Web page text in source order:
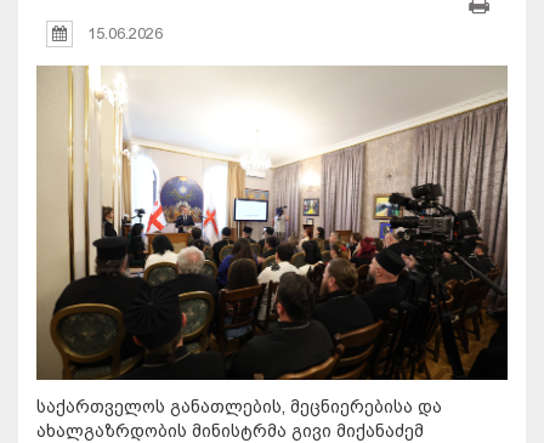
15.06.2026
საქართველოს განათლების, მეცნიერებისა და
ახალგაზრდობის მინისტრმა გივი მიქანაძემ